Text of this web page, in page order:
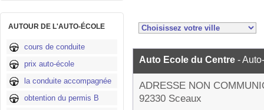
AUTOUR DE L'AUTO-ÉCOLE
cours de conduite
prix auto-école
la conduite accompagnée
obtention du permis B
Auto Ecole du Centre -
ADRESSE NON
92330 Sceaux